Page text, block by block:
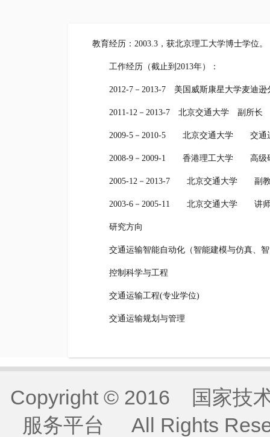
教育经历：2003.3，获北京理工大学博士学位。
工作经历（截止到2013年）：
2012-7－2013-7 美国威斯康星大学麦迪逊
2011-12－2013-7 北京交通大学 副所长
2009-5－2010-5 北京交通大学 交通运
2008-9－2009-1 香港理工大学 高级
2005-12－2013-7 北京交通大学 副
2003-6－2005-11 北京交通大学 讲
研究方向
交通运输智能自动化（智能建模与仿真、智
控制科学与工程
交通运输工程(专业学位)
交通运输规划与管理
Copyright © 2016 国家技
服务平台 All Rights